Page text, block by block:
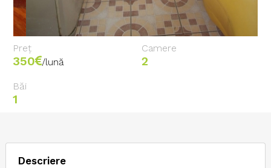
Preț
350 /lună
Camere
2
Băi
1
Descriere